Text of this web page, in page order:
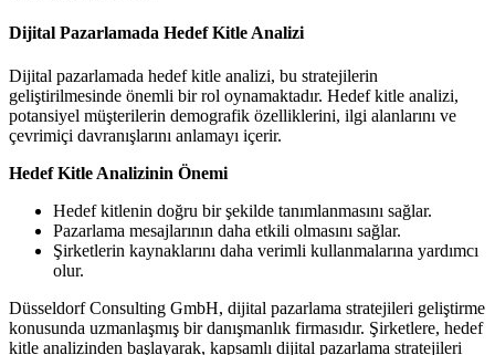
Dijital Pazarlamada Hedef Kitle Analizi
Dijital pazarlamada hedef kitle analizi, bu stratejilerin
geliştirilmesinde önemli bir rol oynamaktadır. Hedef kitle analizi,
potansiyel müşterilerin demografik özelliklerini, ilgi alanlarını ve
çevrimiçi davranışlarını anlamayı içerir.
Hedef Kitle Analizinin Önemi
Hedef kitlenin doğru bir şekilde tanımlanmasını sağlar.
Pazarlama mesajlarının daha etkili olmasını sağlar.
Şirketlerin kaynaklarını daha verimli kullanmalarına yardımcı
olur.
Düsseldorf Consulting GmbH, dijital pazarlama stratejileri geliştirme
konusunda uzmanlaşmış bir danışmanlık firmasıdır. Şirketlere, hedef
kitle analizinden başlayarak, kapsamlı dijital pazarlama stratejileri